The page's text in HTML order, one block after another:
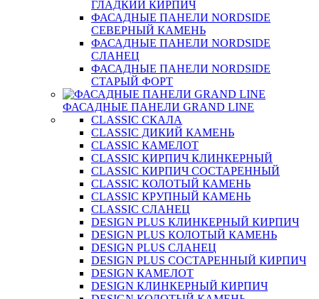
ГЛАДКИЙ КИРПИЧ
ФАСАДНЫЕ ПАНЕЛИ NORDSIDE
СЕВЕРНЫЙ КАМЕНЬ
ФАСАДНЫЕ ПАНЕЛИ NORDSIDE
СЛАНЕЦ
ФАСАДНЫЕ ПАНЕЛИ NORDSIDE
СТАРЫЙ ФОРТ
ФАСАДНЫЕ ПАНЕЛИ GRAND LINE
CLASSIC СКАЛА
CLASSIC ДИКИЙ КАМЕНЬ
CLASSIC КАМЕЛОТ
CLASSIC КИРПИЧ КЛИНКЕРНЫЙ
CLASSIC КИРПИЧ СОСТАРЕННЫЙ
CLASSIC КОЛОТЫЙ КАМЕНЬ
CLASSIC КРУПНЫЙ КАМЕНЬ
CLASSIC СЛАНЕЦ
DESIGN PLUS КЛИНКЕРНЫЙ КИРПИЧ
DESIGN PLUS КОЛОТЫЙ КАМЕНЬ
DESIGN PLUS СЛАНЕЦ
DESIGN PLUS СОСТАРЕННЫЙ КИРПИЧ
DESIGN КАМЕЛОТ
DESIGN КЛИНКЕРНЫЙ КИРПИЧ